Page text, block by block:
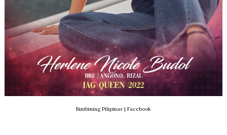
Binibining Pilipinas | Facebook